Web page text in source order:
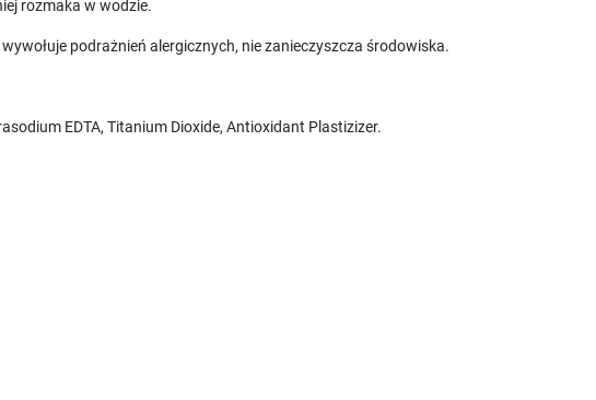
rozmaka w wodzie.
podrażnień alergicznych, nie zanieczyszcza środowiska.
EDTA, Titanium Dioxide, Antioxidant Plastizizer.